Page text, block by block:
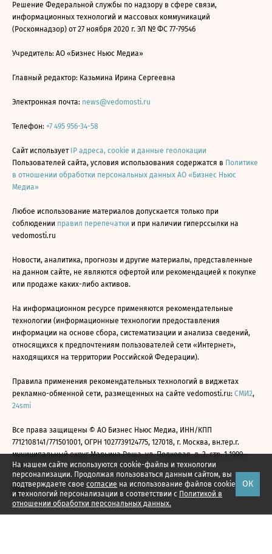
На нашем сайте используются cookie-файлы и технологии
персонализации. Продолжая пользоваться данным сайтом, вы
подтверждаете свое согласие на использование файлов cookie
и технологий персонализации в соответствии с Политикой в
отношении обработки персональных данных.
ОК
Решение Федеральной службы по надзору в сфере связи,
информационных технологий и массовых коммуникаций
(Роскомнадзор) от 27 ноября 2020 г. ЭЛ № ФС 77-79546
Учредитель: АО «Бизнес Ньюс Медиа»
Главный редактор: Казьмина Ирина Сергеевна
Электронная почта: news@vedomosti.ru
Телефон: +7 495 956-34-58
Сайт использует IP адреса, cookie и данные геолокации
Пользователей сайта, условия использования содержатся в Политике
в отношении обработки персональных данных АО «Бизнес Ньюс
Медиа»
Любое использование материалов допускается только при
соблюдении правил перепечатки и при наличии гиперссылки на
vedomosti.ru
Новости, аналитика, прогнозы и другие материалы, представленные
на данном сайте, не являются офертой или рекомендацией к покупке
или продаже каких-либо активов.
На информационном ресурсе применяются рекомендательные
технологии (информационные технологии предоставления
информации на основе сбора, систематизации и анализа сведений,
относящихся к предпочтениям пользователей сети «Интернет»,
находящихся на территории Российской Федерации).
Правила применения рекомендательных технологий в виджетах
рекламно-обменной сети, размещенных на сайте vedomosti.ru: СМИ2,
24smi
Все права защищены © АО Бизнес Ньюс Медиа, ИНН/КПП
7712108141/771501001, ОГРН 1027739124775, 127018, г. Москва, вн.тер.г.
муниципальный округ Марьина Роща, ул. Полковая, д. 3, стр. 1 1999—
2026